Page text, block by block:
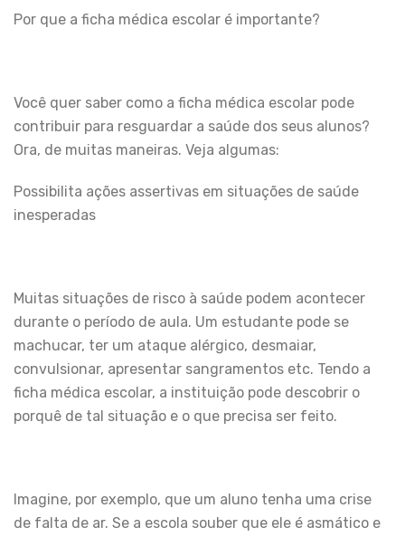
Por que a ficha médica escolar é importante?
Você quer saber como a ficha médica escolar pode
contribuir para resguardar a saúde dos seus alunos?
Ora, de muitas maneiras. Veja algumas:
Possibilita ações assertivas em situações de saúde
inesperadas
Muitas situações de risco à saúde podem acontecer
durante o período de aula. Um estudante pode se
machucar, ter um ataque alérgico, desmaiar,
convulsionar, apresentar sangramentos etc. Tendo a
ficha médica escolar, a instituição pode descobrir o
porquê de tal situação e o que precisa ser feito.
Imagine, por exemplo, que um aluno tenha uma crise
de falta de ar. Se a escola souber que ele é asmático e